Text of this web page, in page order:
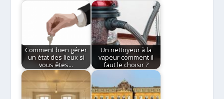
Comment bien gérer
un état des lieux si
vous êtes…
Un nettoyeur à la
vapeur comment il
faut le choisir ?